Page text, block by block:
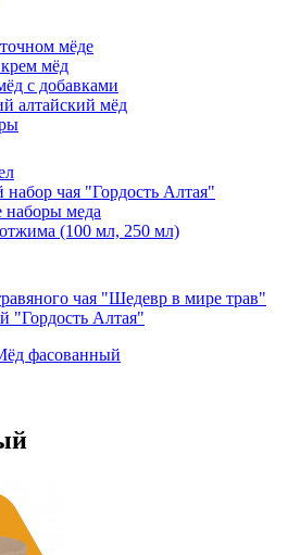
мёде
мёд
с добавками
алтайский мёд
чая "Гордость Алтая"
меда
(100 мл, 250 мл)
чая "Шедевр в мире трав"
"Гордость Алтая"
фасованный